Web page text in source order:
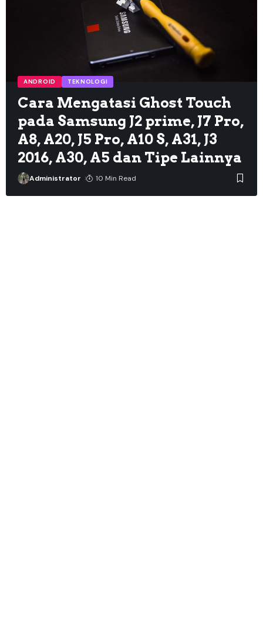
ANDROID TEKNOLOGI
Cara Mengatasi Ghost Touch
pada Samsung J2 prime, J7 Pro,
A8, A20, J5 Pro, A10 S, A31, J3
2016, A30, A5 dan Tipe Lainnya
Administrator 10 Min Read